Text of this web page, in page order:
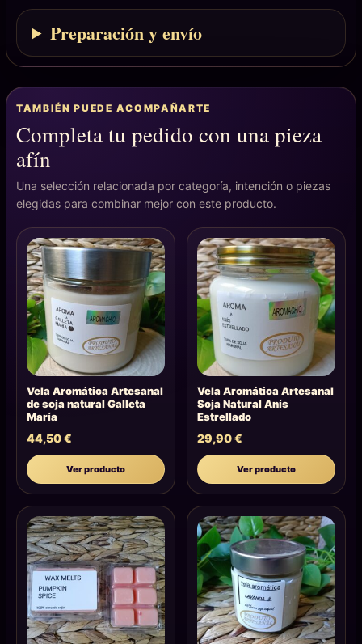
Preparación y envío
TAMBIÉN PUEDE ACOMPAÑARTE
Completa tu pedido con una pieza
afín
Una selección relacionada por categoría, intención o piezas
elegidas para combinar mejor con este producto.
Vela Aromática Artesanal
de soja natural Galleta
María
44,50€
Ver producto
Vela Aromática Artesanal
Soja Natural Anís
Estrellado
29,90€
Ver producto